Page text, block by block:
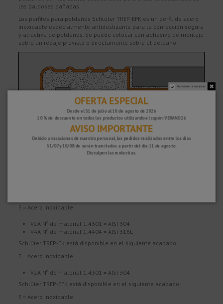
las baldosas dañadas.
Los perfiles para peldaños Schlüter TREP-EFK es un perfil de acero
inoxidable especialmente antideslizante para la confección segura
y atractiva de peldaños. Se puede colocar con adhesivo de montaje
sobre un rebaje previsto o directamente sobre el peldaño.
E = Acero inoxidable
V2A Nº de material 1.4301 = AISI 304
V4A Nº de material 1.4404 = AISI 316L
Schlüter TREP-EK está disponible en el siguiente acabado:
E = Acero inoxidable
V2A Nº de material 1.4301 = AISI 304
Schlüter TREP-EFK está disponible en el siguiente acabado:
E = Acero inoxidable
No volver a mostrar.
OFERTA ESPECIAL
Desde el 31 de julio al 10 de agosto de 2026
10 % de descuento en todos los productos utilizando el cupón: VERANO26
AVISO IMPORTANTE
Debido a vacaciones de nuestro personal, los pedidos realizados entre los días
31/07 y 10/08 de serán tramitados a partir del día 11 de agosto.
Disculpen las molestias.